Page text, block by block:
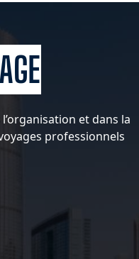
et dans la
professionnels